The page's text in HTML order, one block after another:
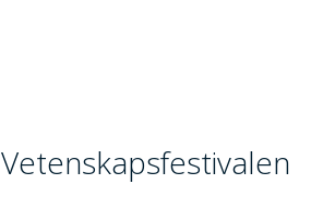
Vetenskapsfestivalen